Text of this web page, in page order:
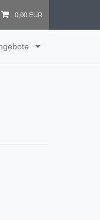
0,00 EUR